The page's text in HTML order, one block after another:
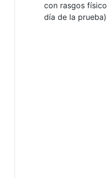
con rasgos
día de la